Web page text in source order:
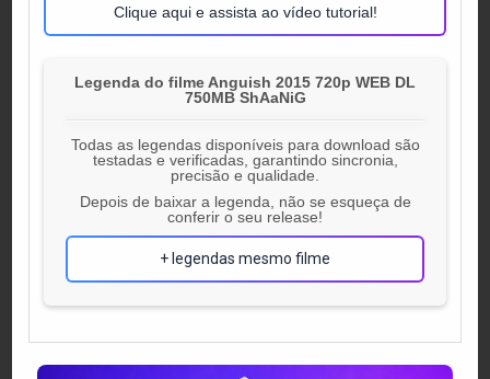
Clique aqui e assista ao vídeo tutorial!
Legenda do filme Anguish 2015 720p WEB DL
750MB ShAaNiG
Todas as legendas disponíveis para download são
testadas e verificadas, garantindo sincronia,
precisão e qualidade.
Depois de baixar a legenda, não se esqueça de
conferir o seu release!
+ legendas mesmo filme